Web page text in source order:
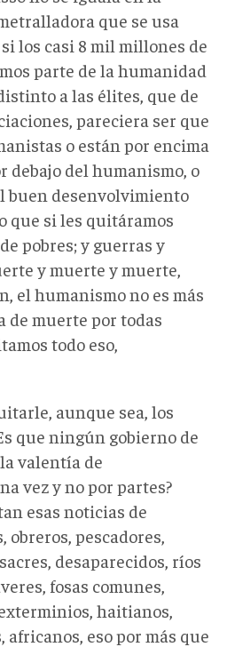
que se usa
los casi 8 mil millones de
parte de la humanidad
a las élites, que de
pareciera ser que
o están por encima
debajo del humanismo, o
buen desenvolvimiento
que si les quitáramos
pobres; y guerras y
y muerte y muerte,
el humanismo no es más
de muerte por todas
todo eso,
aunque sea, los
que ningún gobierno de
valentía de
vez y no por partes?
esas noticias de
pescadores,
desaparecidos, ríos
fosas comunes,
haitianos,
africanos, eso por más que